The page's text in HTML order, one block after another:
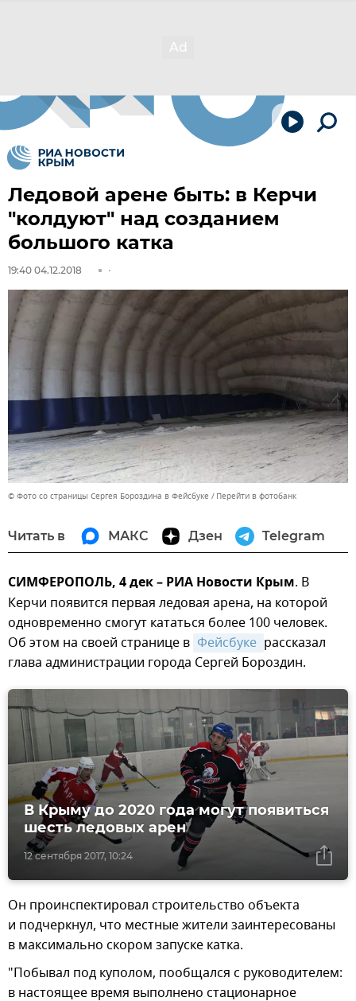
Ледовой арене быть: в Керчи
"колдуют" над созданием
большого катка
19:40 04.12.2018
© Фото со страницы Сергея Бороздина в Фейсбуке Перейти в фотобанк
Читать в МАКС Дзен Telegram
СИМФЕРОПОЛЬ, 4 дек – РИА Новости Крым. В
Керчи появится первая ледовая арена, на которой
одновременно смогут кататься более 100 человек.
Об этом на своей странице в Фейсбуке рассказал
глава администрации города Сергей Бороздин.
12 сентября 2017, 10:24
В Крыму до 2020 года могут появиться
шесть ледовых арен
Он проинспектировал строительство объекта
и подчеркнул, что местные жители заинтересованы
в максимально скором запуске катка.
"Побывал под куполом, пообщался с руководителем:
в настоящее время выполнено стационарное